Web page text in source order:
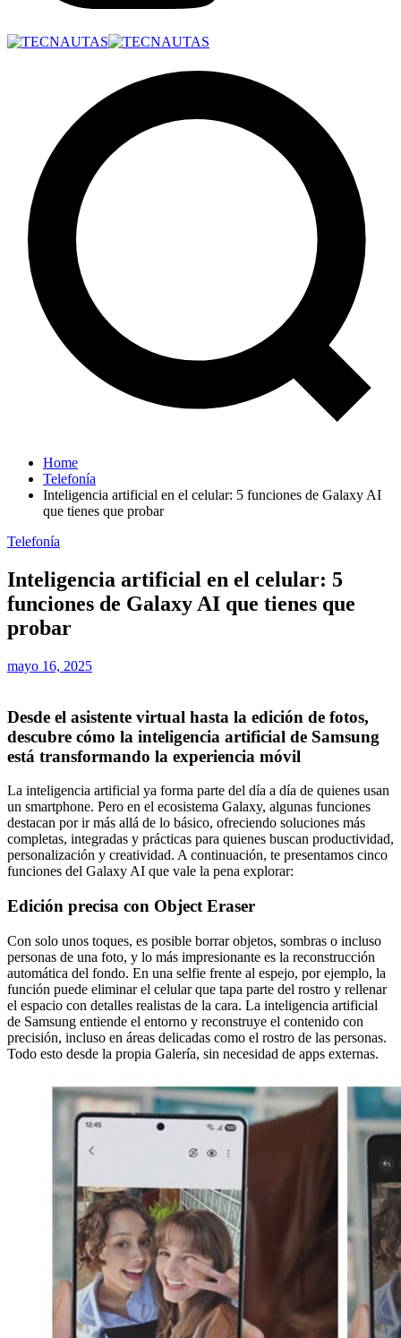
Home
Telefonía
Inteligencia artificial en el celular: 5 funciones de Galaxy AI
que tienes que probar
Telefonía
Inteligencia artificial en el celular: 5
funciones de Galaxy AI que tienes que
probar
mayo 16, 2025
Desde el asistente virtual hasta la edición de fotos,
descubre cómo la inteligencia artificial de Samsung
está transformando la experiencia móvil
La inteligencia artificial ya forma parte del día a día de quienes usan
un smartphone. Pero en el ecosistema Galaxy, algunas funciones
destacan por ir más allá de lo básico, ofreciendo soluciones más
completas, integradas y prácticas para quienes buscan productividad,
personalización y creatividad. A continuación, te presentamos cinco
funciones del Galaxy AI que vale la pena explorar:
Edición precisa con Object Eraser
Con solo unos toques, es posible borrar objetos, sombras o incluso
personas de una foto, y lo más impresionante es la reconstrucción
automática del fondo. En una selfie frente al espejo, por ejemplo, la
función puede eliminar el celular que tapa parte del rostro y rellenar
el espacio con detalles realistas de la cara. La inteligencia artificial
de Samsung entiende el entorno y reconstruye el contenido con
precisión, incluso en áreas delicadas como el rostro de las personas.
Todo esto desde la propia Galería, sin necesidad de apps externas.